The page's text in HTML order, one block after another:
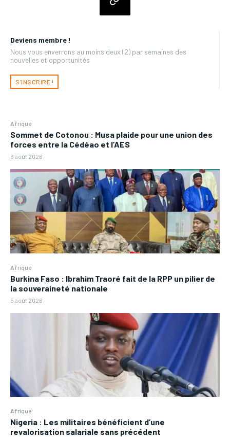
Deviens membre !
Nous vous enverrons au moins deux (2) par semaines des
nouvelles et opportunités
S'INSCRIRE !
Afrique
Sommet de Cotonou : Musa plaide pour une union des
forces entre la Cédéao et l’AES
6 août 2026
Afrique
Burkina Faso : Ibrahim Traoré fait de la RPP un pilier de
la souveraineté nationale
5 août 2026
Afrique
Nigeria : Les militaires bénéficient d’une
revalorisation salariale sans précédent